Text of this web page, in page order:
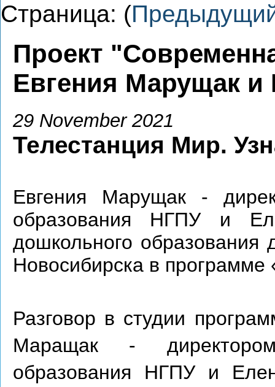
Страница: (
Проект
Евгения Марущак и
29 November 2021
Телестанция Мир.
Евгения Марущак -
образования НГПУ и
дошкольного образования
Новосибирска в
Разговор в студии
Маращак - директором
образования НГПУ и